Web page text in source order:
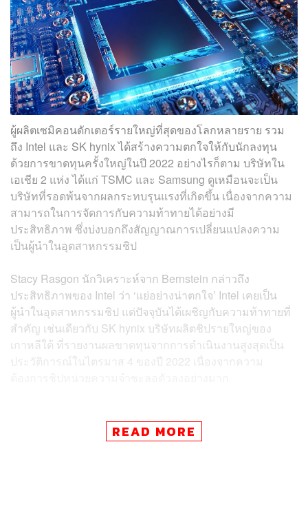
ผู้ผลิตเซมิคอนดักเตอร์รายใหญ่ที่สุดของโลกหลายราย รวม
ถึง Intel และ SK hynix ได้สร้างความตกใจให้กับนักลงทุน
ด้วยการขาดทุนครั้งใหญ่ในปี 2022 อย่างไรก็ตาม บริษัทใน
เอเชีย 2 แห่ง ได้แก่ TSMC และ Samsung ดูเหมือนจะเป็น
บริษัทที่รอดพ้นจากผลกระทบรุนแรงที่เกิดขึ้น เนื่องจากความ
สามารถในการจัดการกับความท้าทายได้อย่างมี
ประสิทธิภาพ ซึ่งบ่งบอกถึงสัญญาณการเปลี่ยนแปลงความ
เป็นผู้นำในอุตสาหกรรมชิป
Stacy Rasgon นักวิเคราะห์จาก Bernstein กล่าวถึง
ประสิทธิภาพของ Intel ว่า ‘แย่อย่างน่าตกใจ’ Intel เคยเป็น
ผู้นำในอุตสาหกรรมชิป แต่ปัจจุบันได้เผชิญกับความท้าทายที่
สำคัญ เช่นเดียวกับ SK hynix บริษัทผลิตชิปรายใหญ่ของ
เกาหลีใต้ ที่รายงานผลขาดทุนจากการดำเนินงานสูงสุดเป็น
ประวัติการณ์ในไตรมาส 4 ของปี 2022 เนื่องจากความ
TSMC อาจเติบโตแซงหน้า Intel
READ MORE